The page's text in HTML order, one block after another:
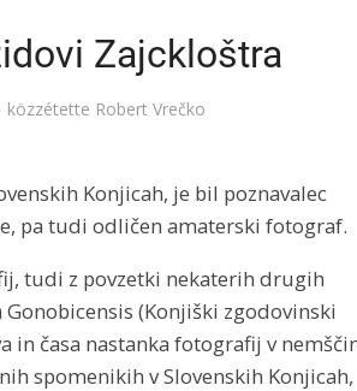
Zajckloštra
közzétette Robert Vrečko
Konjicah, je bil poznavalec
pa tudi odličen amaterski fotograf.
tudi z povzetki nekaterih drugih
(Konjiški zgodovinski
in časa nastanka fotografij v
spomenikih v Slovenskih Konjicah,